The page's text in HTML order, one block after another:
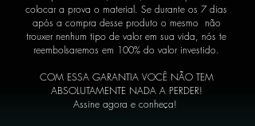
colocar a prova o material. Se durante os 7 dias
após a compra desse produto o mesmo não
trouxer nenhum tipo de valor em sua vida, nós te
reembolsaremos em 100% do valor investido.
COM ESSA GARANTIA VOCÊ NÃO TEM
ABSOLUTAMENTE NADA A PERDER!
Assine agora e conheça!